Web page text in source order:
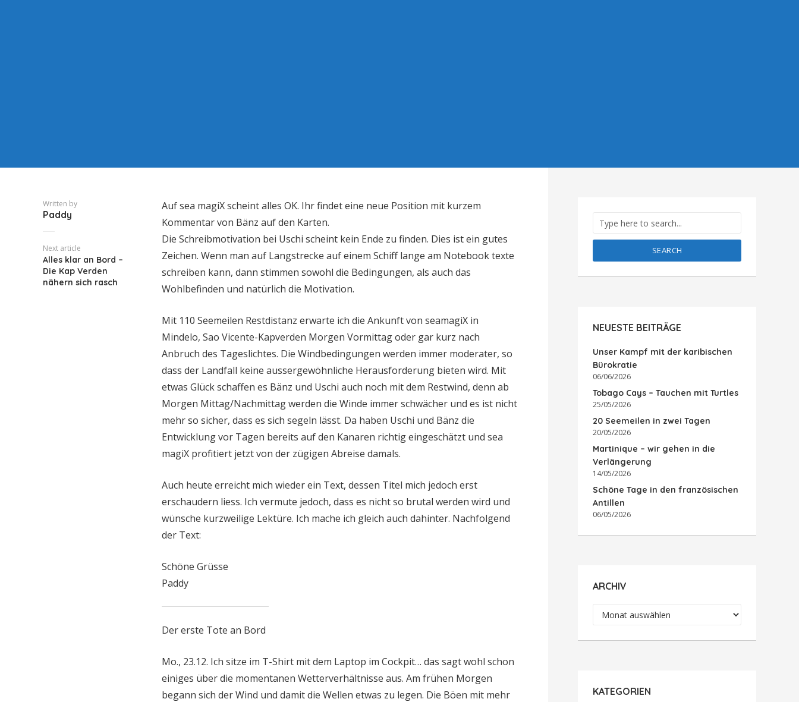
Written by
Paddy
Next article
Alles klar an Bord –
Die Kap Verden
nähern sich rasch
Auf sea magiX scheint alles OK. Ihr findet eine neue Position mit kurzem
Kommentar von Bänz auf den Karten.
Die Schreibmotivation bei Uschi scheint kein Ende zu finden. Dies ist ein gutes
Zeichen. Wenn man auf Langstrecke auf einem Schiff lange am Notebook texte
schreiben kann, dann stimmen sowohl die Bedingungen, als auch das
Wohlbefinden und natürlich die Motivation.
Mit 110 Seemeilen Restdistanz erwarte ich die Ankunft von seamagiX in
Mindelo, Sao Vicente-Kapverden Morgen Vormittag oder gar kurz nach
Anbruch des Tageslichtes. Die Windbedingungen werden immer moderater, so
dass der Landfall keine aussergewöhnliche Herausforderung bieten wird. Mit
etwas Glück schaffen es Bänz und Uschi auch noch mit dem Restwind, denn ab
Morgen Mittag/Nachmittag werden die Winde immer schwächer und es ist nicht
mehr so sicher, dass es sich segeln lässt. Da haben Uschi und Bänz die
Entwicklung vor Tagen bereits auf den Kanaren richtig eingeschätzt und sea
magiX profitiert jetzt von der zügigen Abreise damals.
Auch heute erreicht mich wieder ein Text, dessen Titel mich jedoch erst
erschaudern liess. Ich vermute jedoch, dass es nicht so brutal werden wird und
wünsche kurzweilige Lektüre. Ich mache ich gleich auch dahinter. Nachfolgend
der Text:
Schöne Grüsse
Paddy
Der erste Tote an Bord
Mo., 23.12. Ich sitze im T-Shirt mit dem Laptop im Cockpit… das sagt wohl schon
einiges über die momentanen Wetterverhältnisse aus. Am frühen Morgen
begann sich der Wind und damit die Wellen etwas zu legen. Die Böen mit mehr
SEARCH
NEUESTE BEITRÄGE
Unser Kampf mit der karibischen
Bürokratie
06/06/2026
Tobago Cays – Tauchen mit Turtles
25/05/2026
20 Seemeilen in zwei Tagen
20/05/2026
Martinique – wir gehen in die
Verlängerung
14/05/2026
Schöne Tage in den französischen
Antillen
06/05/2026
ARCHIV
Archiv
KATEGORIEN